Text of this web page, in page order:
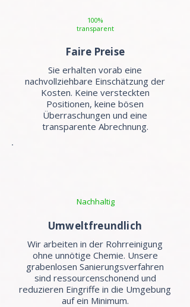
100%
transparent
Faire Preise
Sie erhalten vorab eine
nachvollziehbare Einschätzung der
Kosten. Keine versteckten
Positionen, keine bösen
Überraschungen und eine
transparente Abrechnung.
Nachhaltig
Umweltfreundlich
Wir arbeiten in der Rohrreinigung
ohne unnötige Chemie. Unsere
grabenlosen Sanierungsverfahren
sind ressourcenschonend und
reduzieren Eingriffe in die Umgebung
auf ein Minimum.